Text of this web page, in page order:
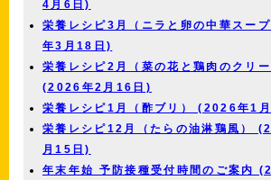
4月6日)
栄養レシピ3月（ニラと卵の中華スー
年3月18日)
栄養レシピ2月（菜の花と鶏肉のクリー
(2026年2月16日)
栄養レシピ1月（酢ブリ） (2026年1
栄養レシピ12月（たらの油淋鶏風）
月15日)
年末年始 予防接種受付時間のご案内